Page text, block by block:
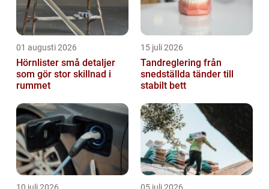
01 augusti 2026
Hörnlister små detaljer
som gör stor skillnad i
rummet
15 juli 2026
Tandreglering från
snedställda tänder till
stabilt bett